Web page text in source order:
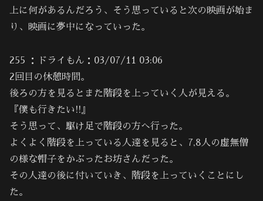
上に何があるんだろう、そう思っていると次の映画が始ま
り、映画に夢中になっていった。
255 ：ドライもん：03/07/11 03:06
2回目の休憩時間。
後ろの方を見るとまた階段を上っていく人が見える。
『僕も行きたい!!』
そう思って、駆け足で階段の方へ行った。
よくよく階段を上っている人達を見ると、7,8人の虚無僧
の様な帽子をかぶったお坊さんだった。
その人達の後に付いていき、階段を上っていくことにし
た。